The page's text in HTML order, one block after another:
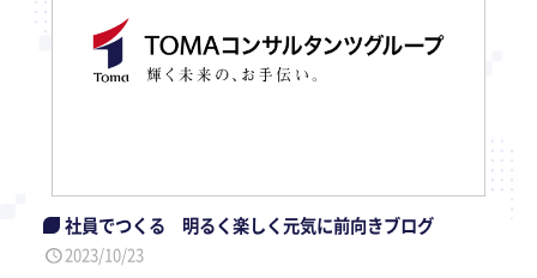
社員でつくる 明るく楽しく元気に前向きブログ
2023/10/23